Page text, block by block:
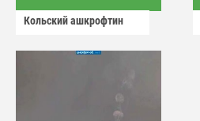
Кольский ашкрофтин